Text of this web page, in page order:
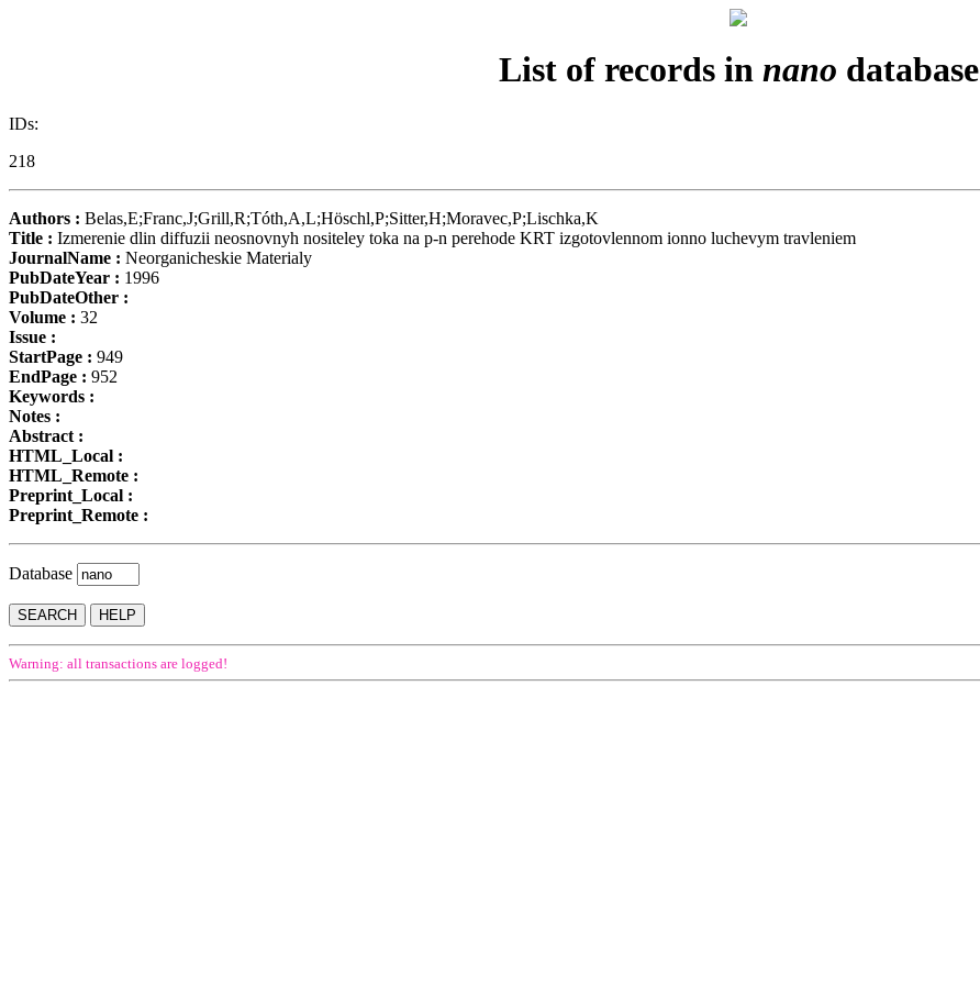
List of records in nano database
IDs:
218
Authors : Belas,E;Franc,J;Grill,R;Tóth,A,L;Höschl,P;Sitter,H;Moravec,P;Lischka,K
Title : Izmerenie dlin diffuzii neosnovnyh nositeley toka na p-n perehode KRT izgotovlennom ionno luchevym travleniem
JournalName : Neorganicheskie Materialy
PubDateYear : 1996
PubDateOther :
Volume : 32
Issue :
StartPage : 949
EndPage : 952
Keywords :
Notes :
Abstract :
HTML_Local :
HTML_Remote :
Preprint_Local :
Preprint_Remote :
Database
Warning: all transactions are logged!